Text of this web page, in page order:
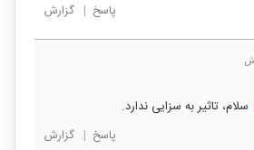
پاسخ | گزارش
سلام، تاثیر به سزایی ندارد.
پاسخ | گزارش